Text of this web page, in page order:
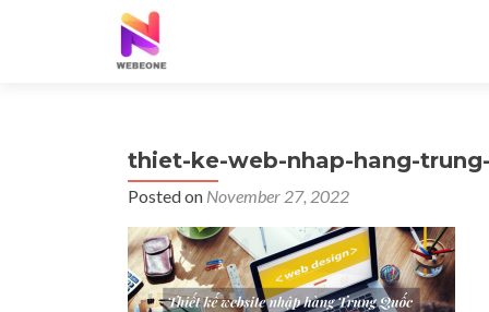
thiet-ke-web-nhap-hang-
Posted on November 27, 2022